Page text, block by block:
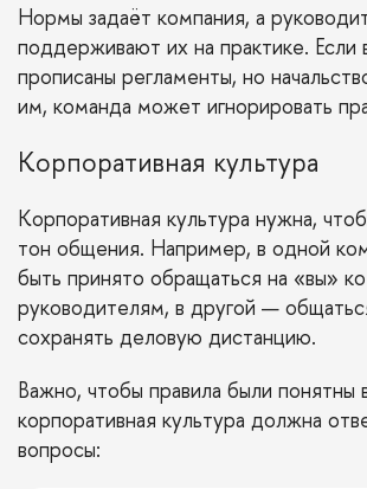
Нормы задаёт компания, а
поддерживают их на практике. Если
прописаны регламенты, но
им, команда может игнорировать
Корпоративная культура
Корпоративная культура нужна,
тон общения. Например, в одной
быть принято обращаться на «вы»
руководителям, в другой —
сохранять деловую дистанцию.
Важно, чтобы правила были
корпоративная культура должна
вопросы: